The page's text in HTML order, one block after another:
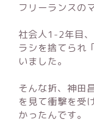
フリーランスの
社会人1-2年目
ラシを捨てられ
いました。
そんな折、神田
を見て衝撃を受
かったんです。